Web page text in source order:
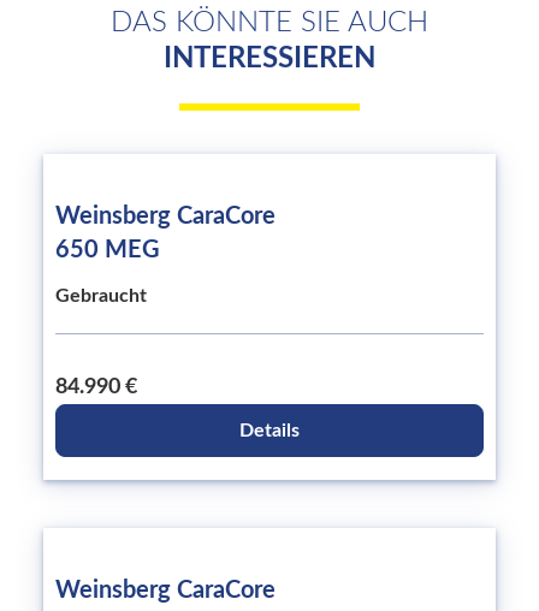
DAS KÖNNTE SIE AUCH
INTERESSIEREN
Weinsberg CaraCore
650 MEG
Gebraucht
84.990 €
Details
Weinsberg CaraCore